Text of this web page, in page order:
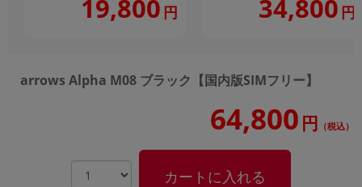
19,800 円 34,800 円
arrows Alpha M08 ブラック【国内版SIMフリー】
64,800 円 （税込）
カートに入れる